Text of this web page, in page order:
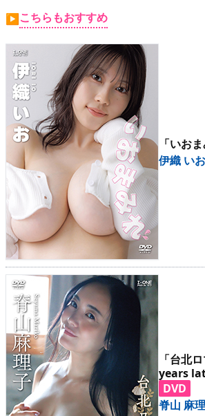
更新情報
▶個人情報保護について
▶よくあるご質問
▶ 会社概要
▶ お問い合わせフォーム
▶こちらもおすすめ
「いお
伊織 いお
「台北
years
DVD
脊山 麻